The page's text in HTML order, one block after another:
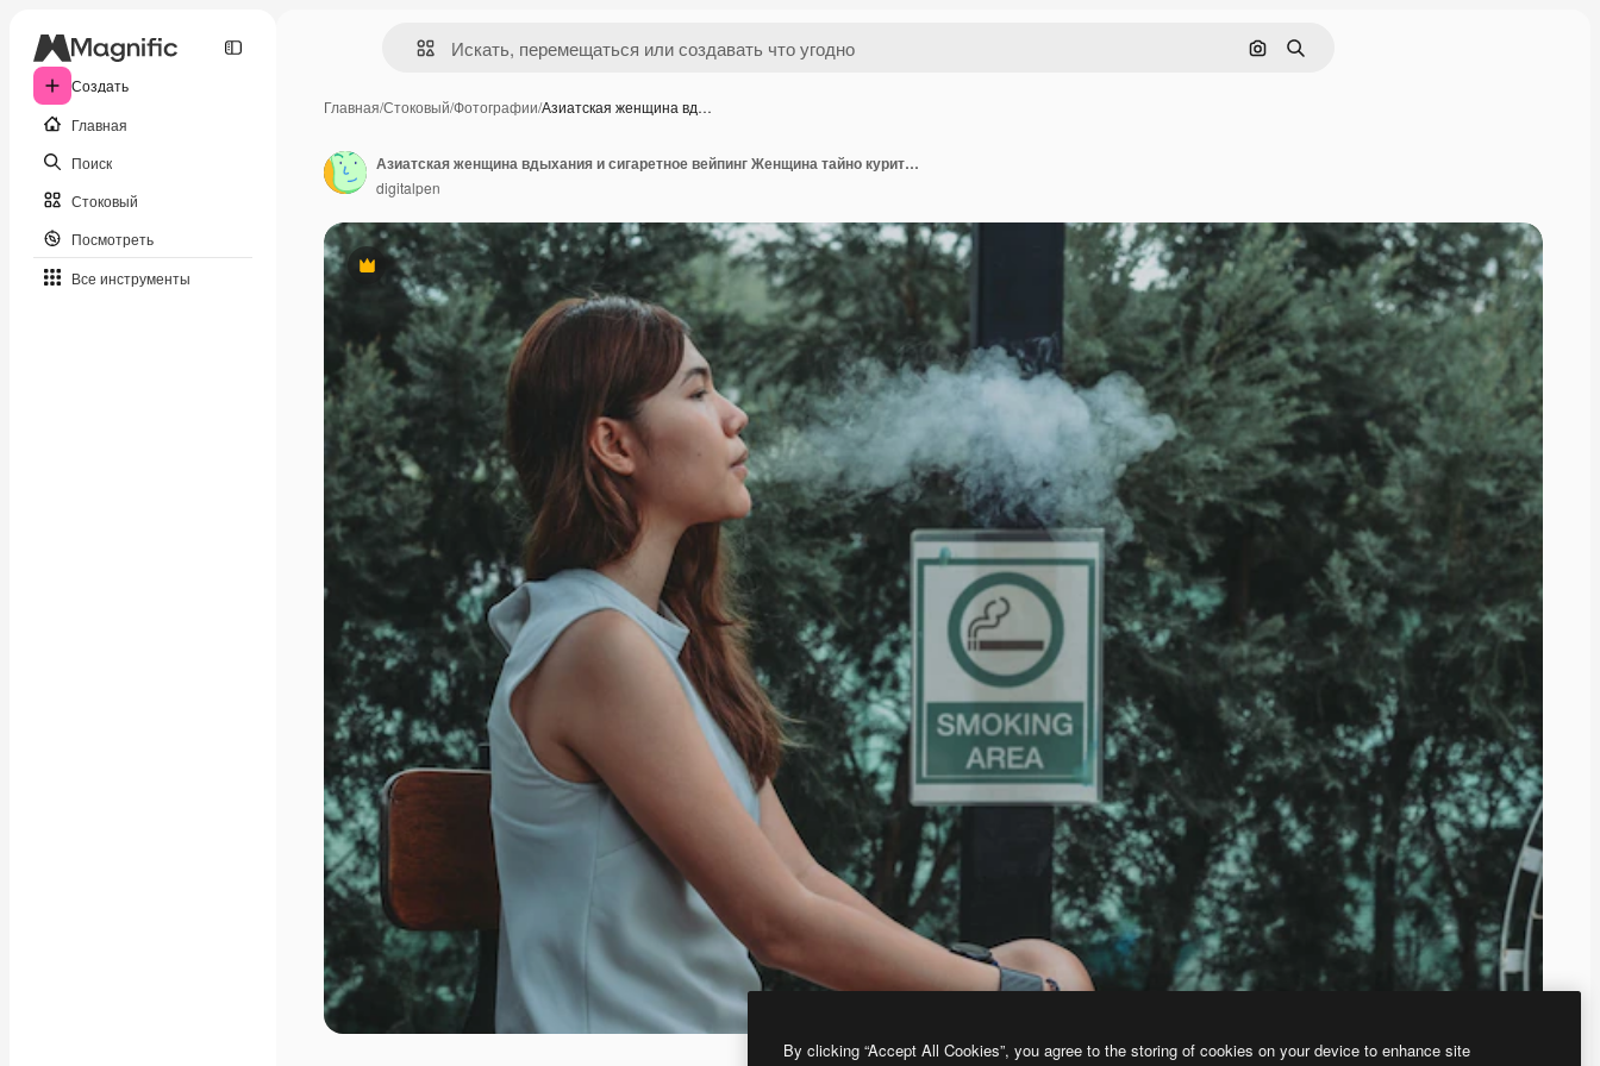
Создать
Главная
Поиск
Стоковый
Посмотреть
Все инструменты
Поиск по изображению
Поиск
Главная/Стоковый/Фотографии/Азиатская женщина вд…
Премиум
Азиатская женщина вдыхания и сигаретное вейпинг Женщина тайно курит Концепция бросить курить
digitalpen
By clicking “Accept All Cookies”, you agree to the storing of cookies on your device to enhance site